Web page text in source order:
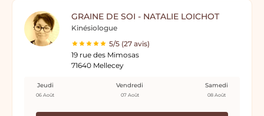
GRAINE DE SOI - NATALIE LOICHOT
Kinésiologue
5/5 (27 avis)
19 rue des Mimosas
71640 Mellecey
Jeudi
06 Août
Vendredi
07 Août
Samedi
08 Août